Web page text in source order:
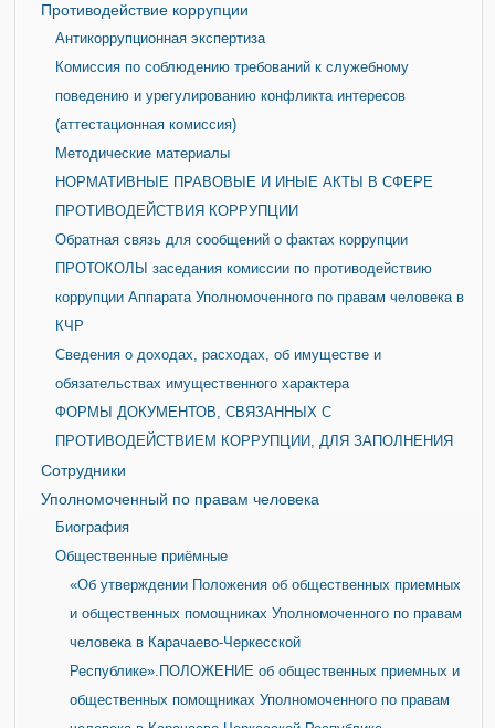
Противодействие коррупции
Антикоррупционная экспертиза
Комиссия по соблюдению требований к служебному
поведению и урегулированию конфликта интересов
(аттестационная комиссия)
Методические материалы
НОРМАТИВНЫЕ ПРАВОВЫЕ И ИНЫЕ АКТЫ В СФЕРЕ
ПРОТИВОДЕЙСТВИЯ КОРРУПЦИИ
Обратная связь для сообщений о фактах коррупции
ПРОТОКОЛЫ заседания комиссии по противодействию
коррупции Аппарата Уполномоченного по правам человека в
КЧР
Сведения о доходах, расходах, об имуществе и
обязательствах имущественного характера
ФОРМЫ ДОКУМЕНТОВ, СВЯЗАННЫХ С
ПРОТИВОДЕЙСТВИЕМ КОРРУПЦИИ, ДЛЯ ЗАПОЛНЕНИЯ
Сотрудники
Уполномоченный по правам человека
Биография
Общественные приёмные
«Об утверждении Положения об общественных приемных
и общественных помощниках Уполномоченного по правам
человека в Карачаево-Черкесской
Республике».ПОЛОЖЕНИЕ об общественных приемных и
общественных помощниках Уполномоченного по правам